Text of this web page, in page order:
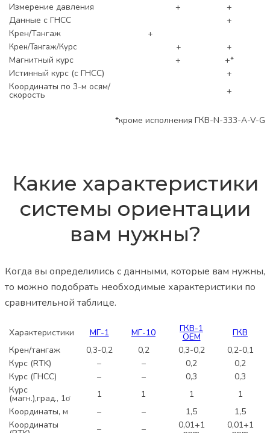
Измерение давления +
+
Данные с ГНСС
+
Крен/Тангаж
+
Крен/Тангаж/Курс
+ +
Магнитный курс +
+*
Истинный курс (с ГНСС)
+
Координаты по 3-м осям/
скорость +
*кроме исполнения ГКВ-N-333-A-V-G
Какие характеристики
системы ориентации
вам нужны?
Когда вы определились с данными, которые вам нужны,
то можно подобрать необходимые характеристики по
сравнительной таблице.
Характеристики МГ-1 МГ-10 ГКВ-1
ОЕМ
ГКВ
Крен/тангаж
0,3-0,2 0,2 0,3-0,2
0,2-0,1
Курс (RTK)
– – 0,2
0,2
Курс (ГНСС)
– – 0,3
0,3
Курс
(магн.),град., 1σ 1 1 1
1
Координаты, м
– – 1,5
1,5
Координаты
– – 0,01+1 0,01+1